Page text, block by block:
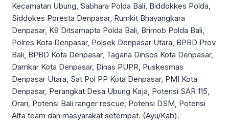
Kecamatan Ubung, Sabhara Polda Bali, Biddokkes Polda,
Siddokes Poresta Denpasar, Rumkit Bhayangkara
Denpasar, K9 Ditsamapta Polda Bali, Brimob Polda Bali,
Polres Kota Denpasar, Polsek Denpasar Utara, BPBD Prov
Bali, BPBD Kota Denpasar, Tagana Dinsos Kota Denpasar,
Damkar Kota Denpasar, Dinas PUPR, Puskesmas
Denpasar Utara, Sat Pol PP Kota Denpasar, PMI Kota
Denpasar, Perangkat Desa Ubung Kaja, Potensi SAR 115,
Orari, Potensi Bali ranger rescue, Potensi DSM, Potensi
Alfa team dan masyarakat setempat. (Ayu/Kab).